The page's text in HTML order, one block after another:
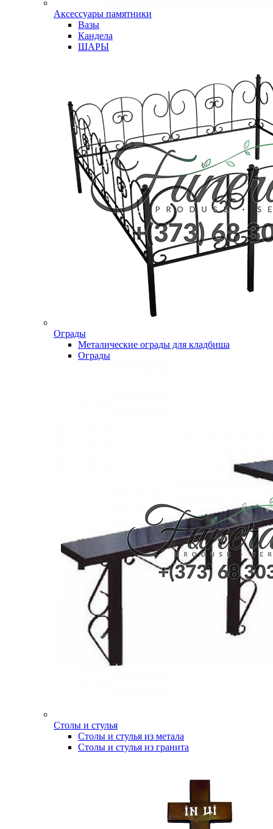
Аксессуары памятники
Вазы
Кандела
ШАРЫ
Ограды
Металические ограды для кладбиша
Ограды
Столы и стулья
Столы и стулья из метала
Столы и стулья из гранита